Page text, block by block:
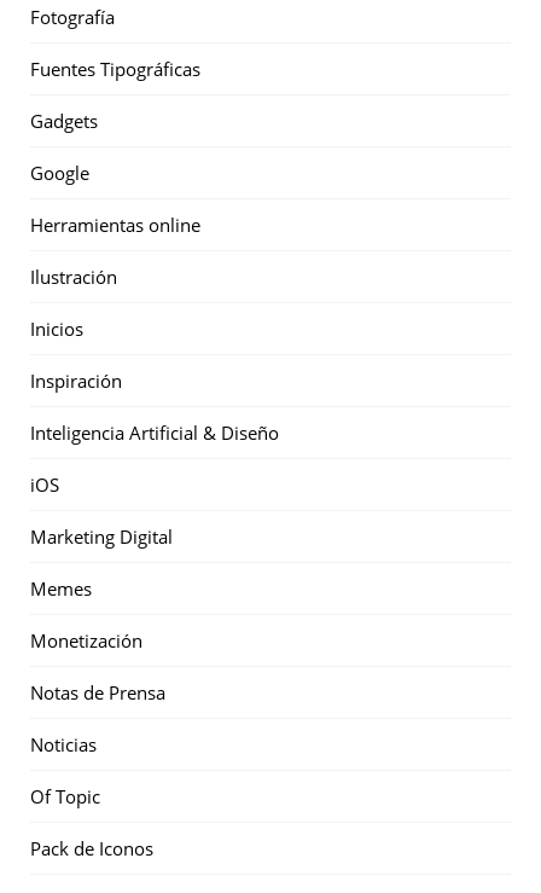
Fotografía
Fuentes Tipográficas
Gadgets
Google
Herramientas online
Ilustración
Inicios
Inspiración
Inteligencia Artificial & Diseño
iOS
Marketing Digital
Memes
Monetización
Notas de Prensa
Noticias
Of Topic
Pack de Iconos